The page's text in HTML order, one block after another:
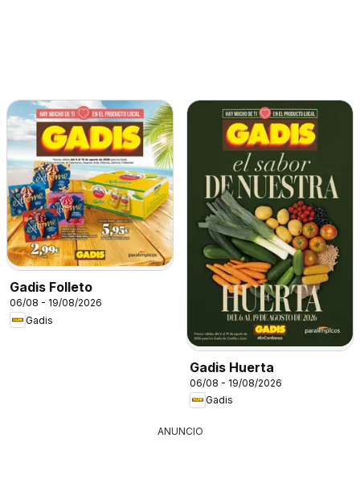
Gadis Folleto
06/08 - 19/08/2026
Gadis
Gadis Huerta
06/08 - 19/08/2026
Gadis
ANUNCIO